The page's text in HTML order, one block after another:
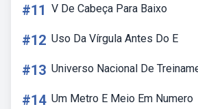
#11 V De Cabeça Para Baixo
#12 Uso Da Vírgula Antes Do E
#13 Universo Nacional De
#14 Um Metro E Meio Em Numero